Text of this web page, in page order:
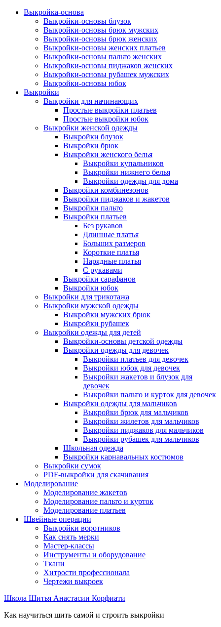
Выкройка-основа
Выкройки-основы блузок
Выкройки-основы брюк мужских
Выкройки-основы брюк женских
Выкройки-основы женских платьев
Выкройки-основы пальто женских
Выкройки-основы пиджаков женских
Выкройки-основы рубашек мужских
Выкройки-основы юбок
Выкройки
Выкройки для начинающих
Простые выкройки платьев
Простые выкройки юбок
Выкройки женской одежды
Выкройки блузок
Выкройки брюк
Выкройки женского белья
Выкройки купальников
Выкройки нижнего белья
Выкройки одежды для дома
Выкройки комбинезонов
Выкройки пиджаков и жакетов
Выкройки пальто
Выкройки платьев
Без рукавов
Длинные платья
Больших размеров
Короткие платья
Нарядные платья
С рукавами
Выкройки сарафанов
Выкройки юбок
Выкройки для трикотажа
Выкройки мужской одежды
Выкройки мужских брюк
Выкройки рубашек
Выкройки одежды для детей
Выкройки-основы детской одежды
Выкройки одежды для девочек
Выкройки платьев для девочек
Выкройки юбок для девочек
Выкройки жакетов и блузок для
девочек
Выкройки пальто и курток для девочек
Выкройки одежды для мальчиков
Выкройки брюк для мальчиков
Выкройки жилетов для мальчиков
Выкройки пиджаков для мальчиков
Выкройки рубашек для мальчиков
Школьная одежда
Выкройки карнавальных костюмов
Выкройки сумок
PDF-выкройки для скачивания
Моделирование
Моделирование жакетов
Моделирование пальто и курток
Моделирование платьев
Швейные операции
Выкройки воротников
Как снять мерки
Мастер-классы
Инструменты и оборудование
Ткани
Хитрости профессионала
Чертежи выкроек
Школа Шитья Анастасии Корфиати
Как научиться шить самой и строить выкройки